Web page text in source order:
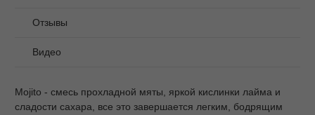
Отзывы
Видео
Mojito - смесь прохладной мяты, яркой кислинки лайма и
сладости сахара, все это завершается легким, бодрящим